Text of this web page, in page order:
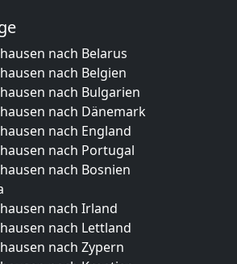
nach Belarus
nach Belgien
nach Bulgarien
nach Dänemark
nach England
nach Portugal
nach Bosnien
nach Irland
nach Lettland
nach Zypern